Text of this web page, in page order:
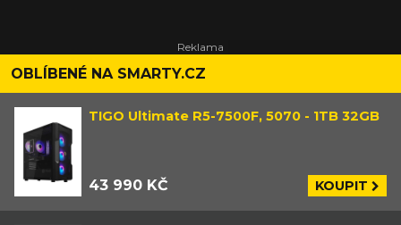
OBLÍBENÉ NA SMARTY.CZ
TIGO Ultimate R5-7500F, 5070 - 1TB 32GB
43 990 KČ KOUPIT